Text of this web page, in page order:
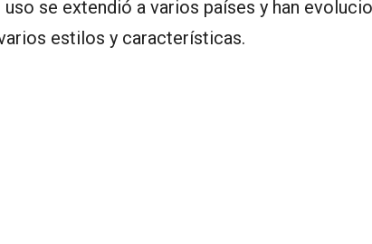
se extendió a varios países y han
estilos y características.